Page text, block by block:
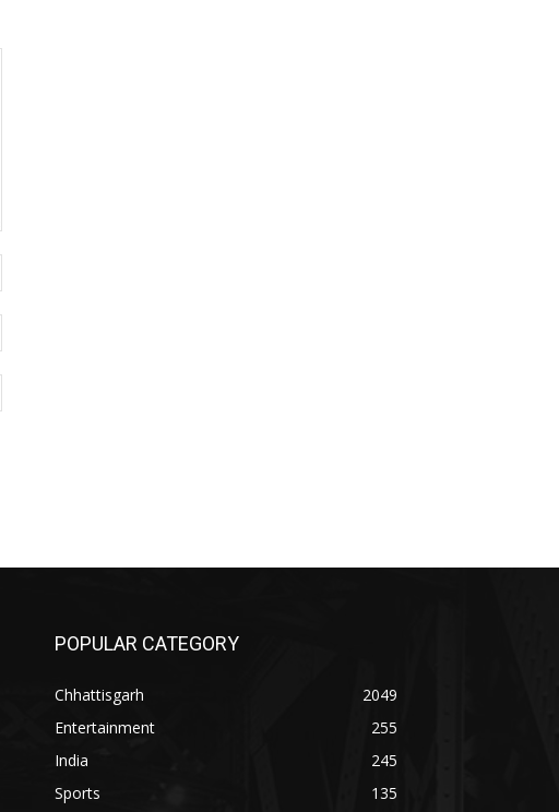
POPULAR CATEGORY
Chhattisgarh
2049
Entertainment
255
India
245
Sports
135